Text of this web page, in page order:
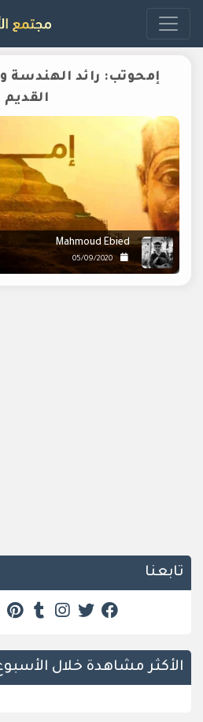
إمحوتب: رائد الهندسة
القديم
Mahmoud Ebied
05/09/2020
تابعنا
الأكثر مشاهدة خلال